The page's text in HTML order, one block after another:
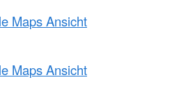
Maps Ansicht
Maps Ansicht